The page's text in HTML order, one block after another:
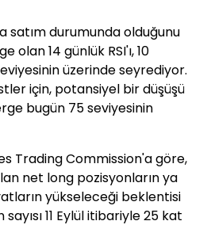
satım durumunda olduğunu
14 günlük RSI'ı, 10
üzerinde seyrediyor.
için, potansiyel bir düşüşü
bugün 75 seviyesinin
Trading Commission'a göre,
net long pozisyonların ya
yükseleceği beklentisi
11 Eylül itibariyle 25 kat